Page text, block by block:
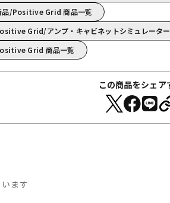
品/Positive Grid 商品一覧
Grid/アンプ・キャビネットシミュレータ
Grid 商品一覧
この商品をシェア
ます